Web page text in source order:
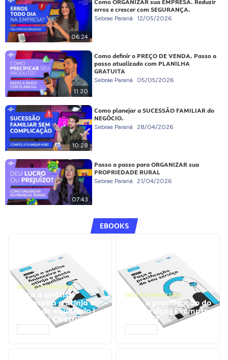
06:24
Como ORGANIZAR sua EMPRESA. Reduzir
erros e crescer com SEGURANÇA.
Sebrae Paraná 12/05/2026
11:20
Como definir o PREÇO DE VENDA. Passo a
passo atualizado com PLANILHA
GRATUITA
Sebrae Paraná 05/05/2026
10:28
Como planejar a SUCESSÃO FAMILIAR do
NEGÓCIO.
Sebrae Paraná 28/04/2026
07:43
Passo a passo para ORGANIZAR sua
PROPRIEDADE RURAL
Sebrae Paraná 21/04/2026
EBOOKS
GESTÃO FINANCEIRA
Faça a análise
financeira e atinja o
ponto de equilíbrio |
Prompts ChatGPT
GESTÃO FINANCEIRA
Faça a precificação do
seu serviço | Prompts
ChatGPT